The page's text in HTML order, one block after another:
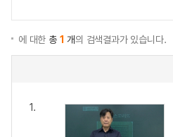
에 대한 총 1 개의 검색결과가 있습니다.
1.